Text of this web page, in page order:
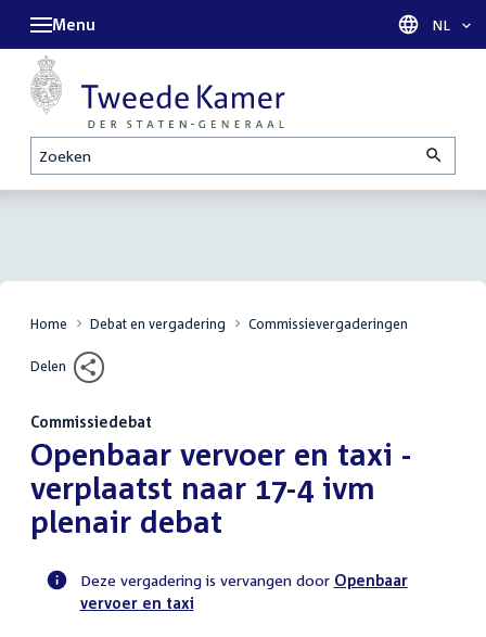
Zoeken
Menu Taal
NL
Home Debat en vergadering Commissievergaderingen
Delen
Commissiedebat
:Openbaar vervoer en taxi -
verplaatst naar 17-4 ivm
plenair debat
Voortgangsstatus
Deze vergadering is vervangen door Openbaar
vervoer en taxi